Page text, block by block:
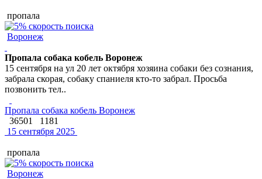
пропала
Воронеж
Пропала собака кобель Воронеж
15 сентября на ул 20 лет октября хозяина собаки без сознания,
забрала скорая, собаку спаниеля кто-то забрал. Просьба
позвонить тел..
Пропала собака кобель Воронеж
36501
1181
15 сентября 2025
пропала
Воронеж